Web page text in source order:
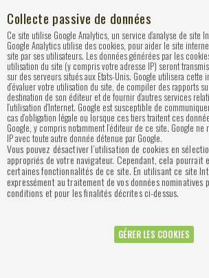
Collecte passive de données
Ce site utilise Google Analytics, un service d’analyse de site
Google Analytics utilise des cookies, pour aider le site
site par ses utilisateurs. Les données générées par les
utilisation du site (y compris votre adresse IP) seront
sur des serveurs situés aux Etats-Unis. Google utilisera cette
d’évaluer votre utilisation du site, de compiler des rapports
destination de son éditeur et de fournir d’autres services
l’utilisation d’Internet. Google est susceptible de
cas d’obligation légale ou lorsque ces tiers traitent ces
Google, y compris notamment l’éditeur de ce site. Google ne
IP avec toute autre donnée détenue par Google.
Vous pouvez désactiver l’utilisation de cookies en
appropriés de votre navigateur. Cependant, cela pourrait
certaines fonctionnalités de ce site. En utilisant ce site
expressément au traitement de vos données nominatives
conditions et pour les finalités décrites ci-dessus.
GÉRER LES COOKIES